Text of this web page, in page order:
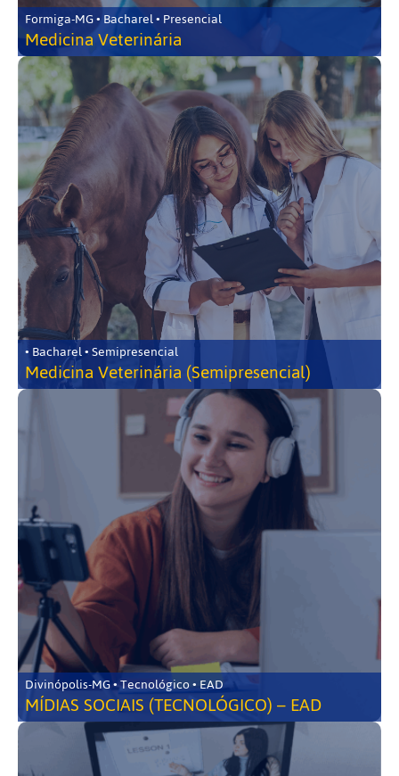
Formiga-MG • Bacharel • Presencial
Medicina Veterinária
• Bacharel • Semipresencial
Medicina Veterinária (Semipresencial)
Divinópolis-MG • Tecnológico • EAD
MÍDIAS SOCIAIS (TECNOLÓGICO) – EAD